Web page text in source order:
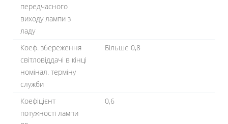
передчасного
виходу лампи з
ладу
Коеф. збереження
світловіддачі в кінці
номінал. терміну
служби
Більше 0,8
Коефіцієнт
потужності лампи
0,6